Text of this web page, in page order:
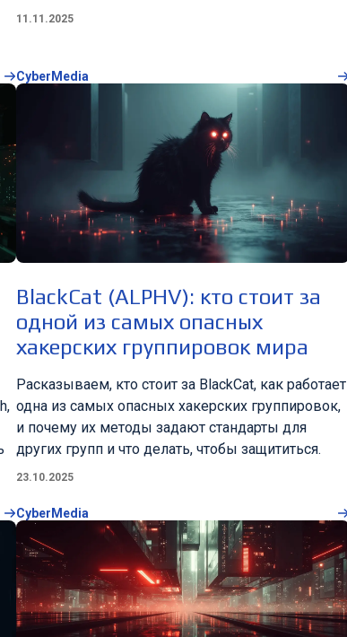
11.11.2025
CyberMedia
BlackCat (ALPHV): кто стоит за
одной из самых опасных
хакерских группировок мира
Расказываем, кто стоит за BlackCat, как работает
одна из самых опасных хакерских группировок,
и почему их методы задают стандарты для
других групп и что делать, чтобы защититься.
23.10.2025
CyberMedia